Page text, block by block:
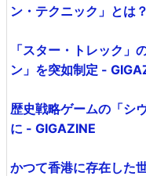
ン・テクニック」とは
「スター・トレック」
ン」を突如制定 -
歴史戦略ゲームの「シ
に - GIGAZINE
かつて香港に存在した